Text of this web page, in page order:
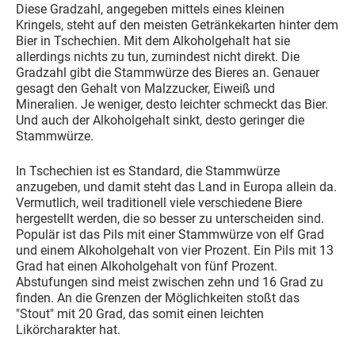
Diese Gradzahl, angegeben mittels eines kleinen
Kringels, steht auf den meisten Getränkekarten hinter dem
Bier in Tschechien. Mit dem Alkoholgehalt hat sie
allerdings nichts zu tun, zumindest nicht direkt. Die
Gradzahl gibt die Stammwürze des Bieres an. Genauer
gesagt den Gehalt von Malzzucker, Eiweiß und
Mineralien. Je weniger, desto leichter schmeckt das Bier.
Und auch der Alkoholgehalt sinkt, desto geringer die
Stammwürze.
In Tschechien ist es Standard, die Stammwürze
anzugeben, und damit steht das Land in Europa allein da.
Vermutlich, weil traditionell viele verschiedene Biere
hergestellt werden, die so besser zu unterscheiden sind.
Populär ist das Pils mit einer Stammwürze von elf Grad
und einem Alkoholgehalt von vier Prozent. Ein Pils mit 13
Grad hat einen Alkoholgehalt von fünf Prozent.
Abstufungen sind meist zwischen zehn und 16 Grad zu
finden. An die Grenzen der Möglichkeiten stoßt das
"Stout" mit 20 Grad, das somit einen leichten
Likörcharakter hat.